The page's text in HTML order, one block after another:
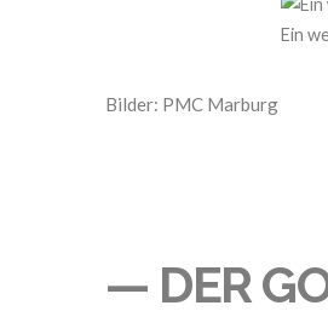
Ein
Bilder: PMC Marburg
— DER